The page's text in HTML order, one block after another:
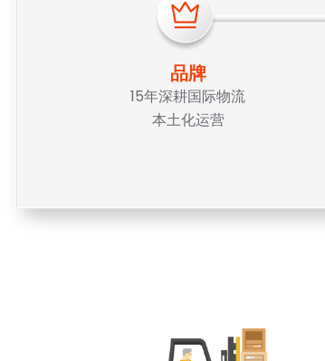
品牌
15年深耕国际物流
本土化运营